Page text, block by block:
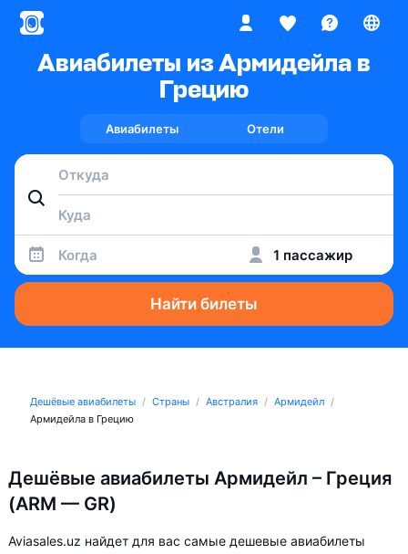
Авиабилеты из Армидейла в
Грецию
Авиабилеты Отели
Когда 1 пассажир
Найти билеты
Дешёвые авиабилеты Страны Австралия
Армидейл
Армидейла в Грецию
Дешёвые авиабилеты Армидейл – Греция
(ARM — GR)
Aviasales.uz найдет для вас самые дешевые авиабилеты